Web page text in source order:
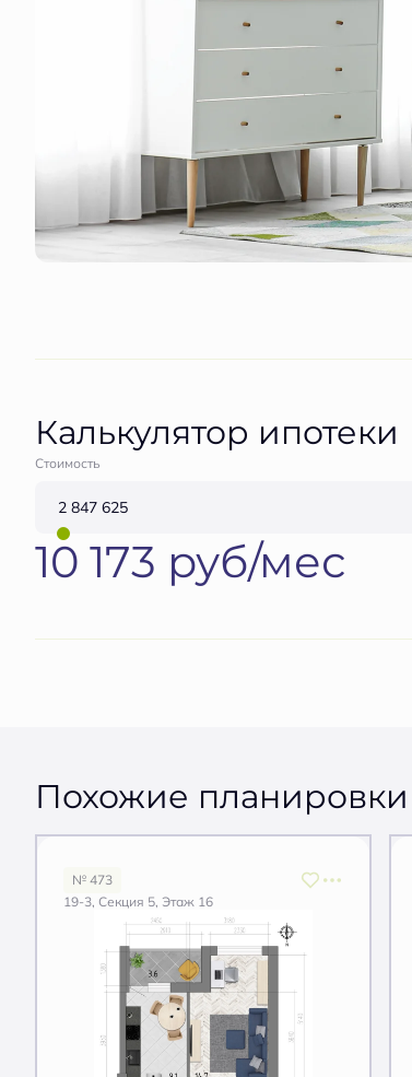
Калькулятор ипотеки
Стоимость
10 173 руб/мес
Похожие планировки
№ 473
19-3, Секция 5, Этаж 16